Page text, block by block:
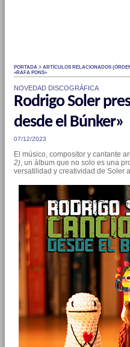
PORTADA > ARTÍCULOS RELACIONADOS
«RAFA PONS»
NOVEDAD DISCOGRÁFICA
Rodrigo Soler
desde el Búnker»
07/12/2023
El músico, compositor y cantante
2), un álbum que no solo es una
versatilidad y creatividad de Soler